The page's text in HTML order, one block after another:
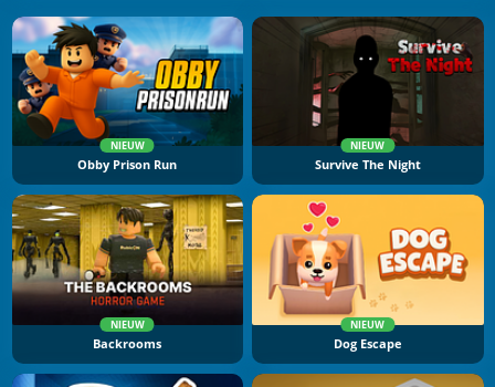
NIEUW
Obby Prison Run
NIEUW
Survive The Night
NIEUW
Backrooms
NIEUW
Dog Escape